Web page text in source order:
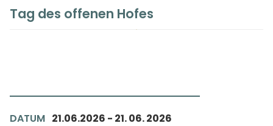
Termine
Tag des offenen Hofes
DATUM 21.06.2026 - 21. 06. 2026